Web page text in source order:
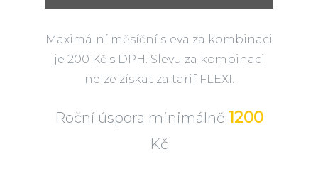
Maximální měsíční sleva za kombinaci
je 200 Kč s DPH. Slevu za kombinaci
nelze získat za tarif FLEXI.
Roční úspora minimálně 1200
Kč